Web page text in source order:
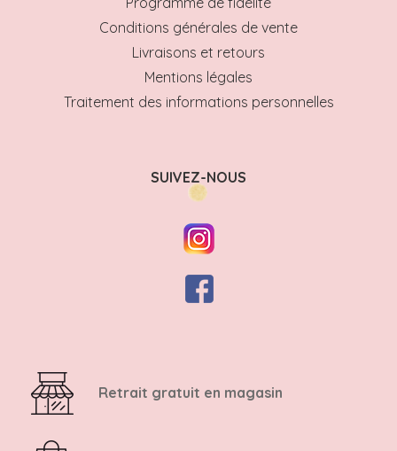
Conditions générales de vente
Livraisons et retours
Mentions légales
Traitement des informations personnelles
SUIVEZ-NOUS
Retrait gratuit en magasin